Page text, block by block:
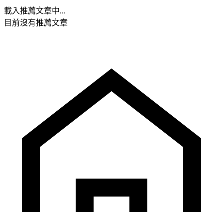
載入推薦文章中...
目前沒有推薦文章